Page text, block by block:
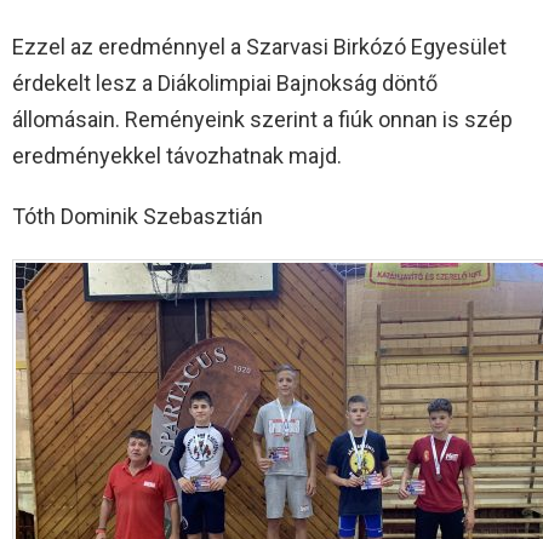
Ezzel az eredménnyel a Szarvasi Birkózó Egyesület
érdekelt lesz a Diákolimpiai Bajnokság döntő
állomásain. Reményeink szerint a fiúk onnan is szép
eredményekkel távozhatnak majd.
Tóth Dominik Szebasztián